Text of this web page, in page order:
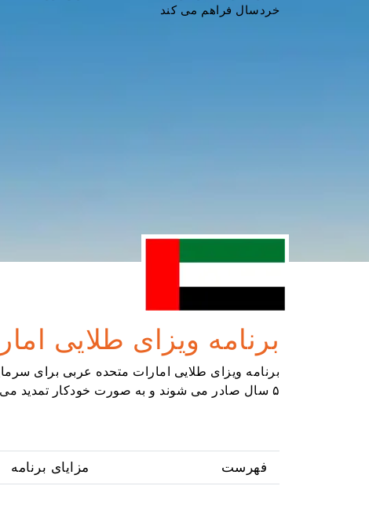
خردسال فراهم می کند
برنامه ویزای طلایی
برنامه ویزای طلایی امارات متحده عربی برای
۵ سال صادر می شوند و به صورت خودکار تمدید می شوند.
فهرست مزایای برنامه